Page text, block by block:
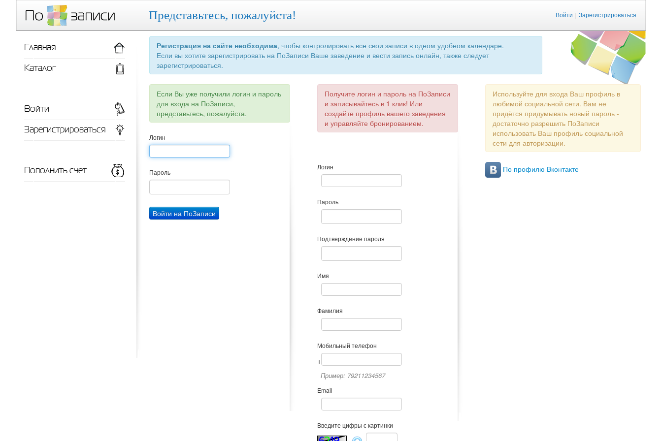
Войти | Зарегистрироваться
Представьтесь, пожалуйста!
Регистрация на сайте необходима, чтобы контролировать все свои записи в одном удобном календаре.
Если вы хотите зарегистрировать на ПоЗаписи Ваше заведение и вести запись онлайн, также следует
зарегистрироваться.
Если Вы уже получили логин и пароль
для входа на ПоЗаписи,
представьтесь, пожалуйста.
Логин
Пароль
Получите логин и пароль на ПоЗаписи
и записывайтесь в 1 клик! Или
создайте профиль вашего заведения
и управляйте бронированием.
Логин
Пароль
Подтверждение пароля
Имя
Фамилия
Мобильный телефон
+
Пример: 79211234567
Email
Введите цифры с картинки
Используйте для входа Ваш профиль в
любимой социальной сети. Вам не
придётся придумывать новый пароль -
достаточно разрешить ПоЗаписи
использовать Ваш профиль социальной
сети для авторизации.
По профилю Вконтакте
Главная
Каталог
Войти
Зарегистрироваться
Пополнить счет